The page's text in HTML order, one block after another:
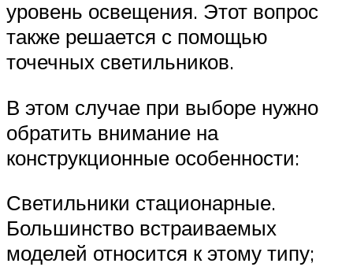
уровень освещения. Этот вопрос
также решается с помощью
точечных светильников.
В этом случае при выборе нужно
обратить внимание на
конструкционные особенности:
Светильники стационарные.
Большинство встраиваемых
моделей относится к этому типу;